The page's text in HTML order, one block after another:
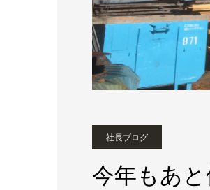
社長ブログ
今年もあ